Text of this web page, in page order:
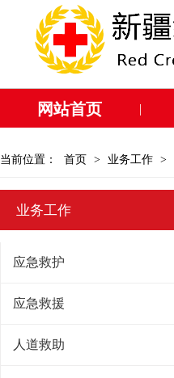
网站首页 |
当前位置： 首页 > 业务工作 >
业务工作
应急救护
应急救援
人道救助